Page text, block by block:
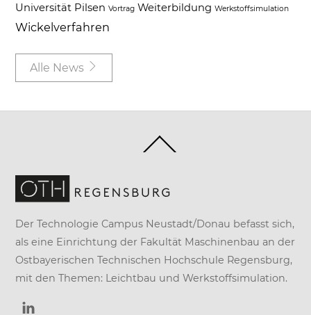
Universität Pilsen Vortrag Weiterbildung Werkstoffsimulation
Wickelverfahren
Alle News
To
Der Technologie Campus Neustadt/Donau befasst sich,
als eine Einrichtung der Fakultät Maschinenbau an der
Ostbayerischen Technischen Hochschule Regensburg,
mit den Themen: Leichtbau und Werkstoffsimulation.